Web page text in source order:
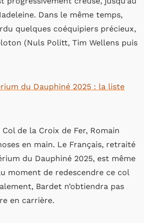
Dans le même temps,
quelques coéquipiers précieux,
(Nuls Politt, Tim Wellens puis
du Dauphiné 2025 : la liste
de la Croix de Fer, Romain
en main. Le Français, retraité
du Dauphiné 2025, est même
moment de redescendre ce col
Bardet n’obtiendra pas
en carrière.